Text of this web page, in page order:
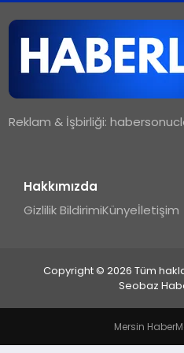
TEKNOLOJI
Reklam & İşbirliği:
Hakkımızda
Gizlilik BildirimiKünyeİletişim
Copyright © 2026 Tüm
Seobaz
Mersin Haber